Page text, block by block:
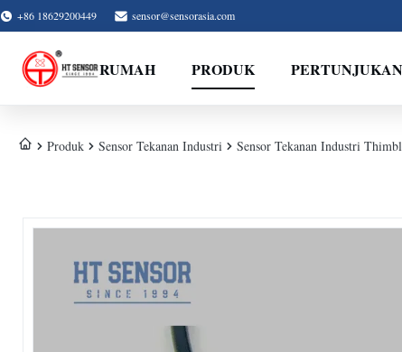
+86 18629200449 sensor@sensorasia.com
RUMAH PRODUK
Produk Sensor Tekanan Industri Sensor Tekanan Industri